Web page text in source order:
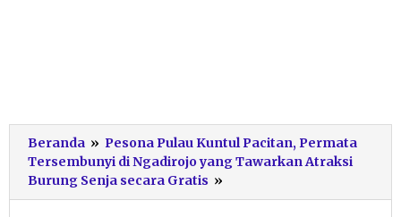
Beranda » Pesona Pulau Kuntul Pacitan, Permata
Tersembunyi di Ngadirojo yang Tawarkan Atraksi
Burung Senja secara Gratis »
OK